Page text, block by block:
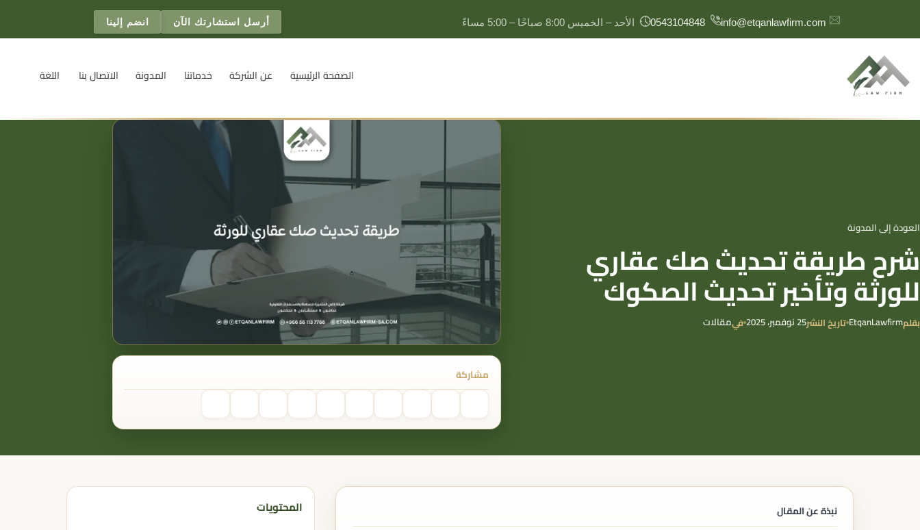
info@etqanlawfirm.com
0543104848 الأحد – الخميس 8:00 صباحًا – 5:00 مساءً أرسل استشارتك الآن انضم إلينا
الصفحة الرئيسية عن الشركة خدماتنا
الحوكمة
حوكمة الشركات
حوكمة المنظمات غير الربحية
حوكمة المؤسسات المالية
حوكمة شركات التأمين
الشركات
تأسيس الشركات الأجنبية
خدمات المستثمرين
التحكيم
التحكيم التجاري
تسوية المنازعات
تنفيذ أحكام التحكيم
القضايا التجارية
المطالبات المالية للمنشآت
منازعات العقود التجارية
منازعات الشركاء
الأوراق التجارية
الدعاوى الإدارية
التظلمات
منازعات الجهات الحكومية
المرافعة والمدافعة
المدونة الاتصال بنا اللغة
العودة إلى المدونة
شرح طريقة تحديث صك عقاري
للورثة وتأخير تحديث الصكوك
بقلمEtqanLawfirm تاريخ النشر25 نوفمبر، 2025 فيمقالات
مشاركة
نبذة عن المقال المحتويات